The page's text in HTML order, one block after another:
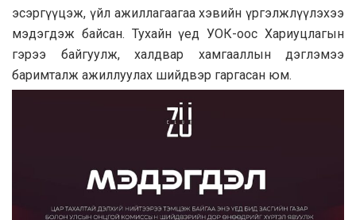
эсэргүүцэж, үйл ажиллагаагаа хэвийн үргэлжлүүлэхээ
мэдэгдэж байсан. Тухайн үед УОК-оос Хариуцлагын
гэрээ байгуулж, халдвар хамгааллын дэглэмээ
баримталж ажиллуулах шийдвэр гаргасан юм.